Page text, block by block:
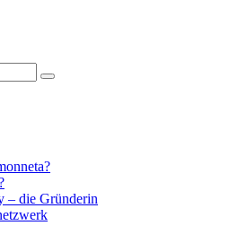
– die Gründerin